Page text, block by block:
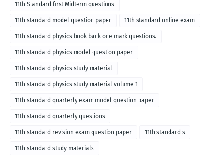
11th Standard first Midterm questions
11th standard model question paper 11th standard online exam
11th standard physics book back one mark questions.
11th standard physics model question paper
11th standard physics study material
11th standard physics study material volume 1
11th standard quarterly exam model question paper
11th standard quarterly questions
11th standard revision exam question paper 11th standard s
11th standard study materials